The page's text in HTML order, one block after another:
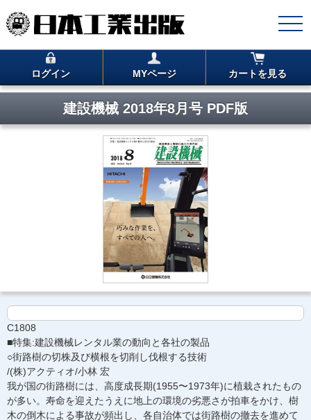
ログイン MYページ カートを見る
建設機械 2018年8月号 PDF版
C1808
■特集:建設機械レンタル業の動向と各社の製品
○街路樹の切株及び横根を切削し伐根する技術
/(株)アクティオ/小林 宏
我が国の街路樹には、高度成長期(1955〜1973年)に植栽されたもの
が多い。寿命を迎えたうえに地上の環境の劣悪さが拍車をかけ、樹
木の倒木による事故が頻出し、各自治体では街路樹の撤去を進めて